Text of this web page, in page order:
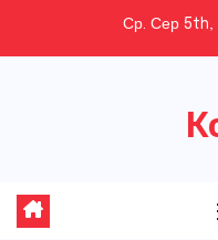
Ср. Сер 5th,